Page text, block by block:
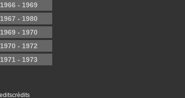
1966 - 1969
1967 - 1980
1969 - 1970
1970 - 1972
1971 - 1973
crèdits